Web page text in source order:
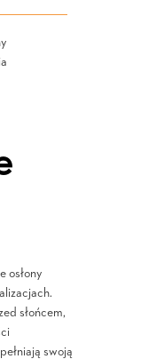
osłony
słońcem,
swoją